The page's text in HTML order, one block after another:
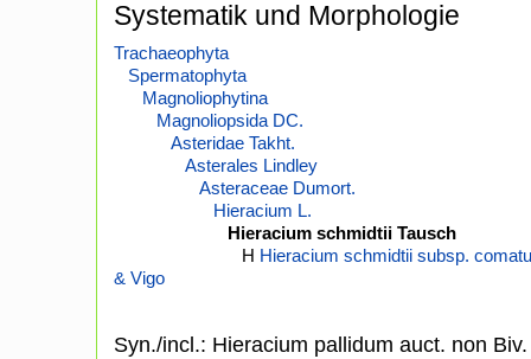
Systematik und Morphologie
Trachaeophyta
Spermatophyta
Magnoliophytina
Magnoliopsida DC.
Asteridae Takht.
Asterales Lindley
Asteraceae Dumort.
Hieracium L.
Hieracium schmidtii Tausch
H Hieracium schmidtii subsp.
& Vigo
Syn./incl.: Hieracium pallidum auct. non Biv.